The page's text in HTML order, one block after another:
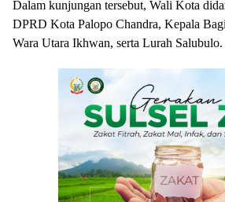
Dalam kunjungan tersebut, Wali Kota
DPRD Kota Palopo Chandra, Kepala
Wara Utara Ikhwan, serta Lurah Salubulo.